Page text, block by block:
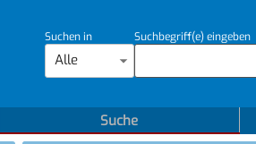
Suchen in
Alle
Suchbegriff(e) eingeben
Suche